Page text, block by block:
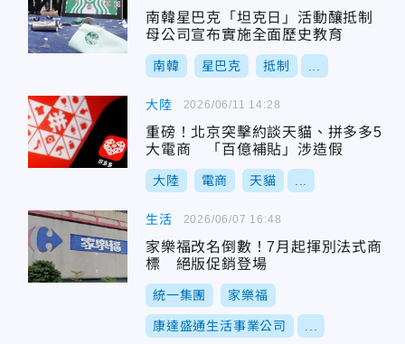
南韓星巴克「坦克日」活動釀抵制
母公司宣布實施全面歷史教育
南韓 星巴克 抵制
大陸
重磅！北京突擊約談天貓、拼多多5
大電商 「百億補貼」涉造假
大陸 電商 天貓
2026/06/11 14:28
生活
家樂福改名倒數！7月起揮別法式商
標 絕版促銷登場
統一集團 家樂福
康達盛通生活事業公司
2026/06/07 16:48